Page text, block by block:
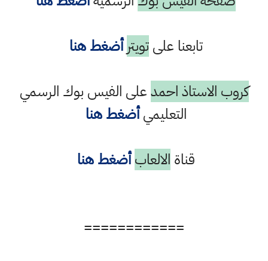
تابعنا علىتويتر أضغط هنا
كروب الاستاذ احمدعلى الفيس بوك الرسمي
التعليميأضغط هنا
قناة الالعاب أضغط هنا
============